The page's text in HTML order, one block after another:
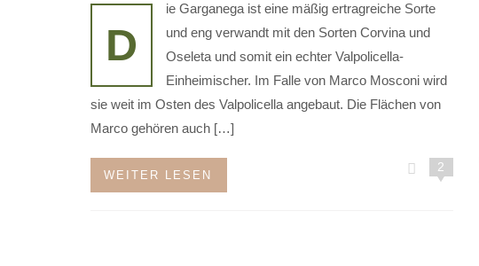
D
ie Garganega ist eine mäßig ertragreiche Sorte
und eng verwandt mit den Sorten Corvina und
Oseleta und somit ein echter Valpolicella-
Einheimischer. Im Falle von Marco Mosconi wird
sie weit im Osten des Valpolicella angebaut. Die Flächen von
Marco gehören auch […]
WEITER LESEN
2